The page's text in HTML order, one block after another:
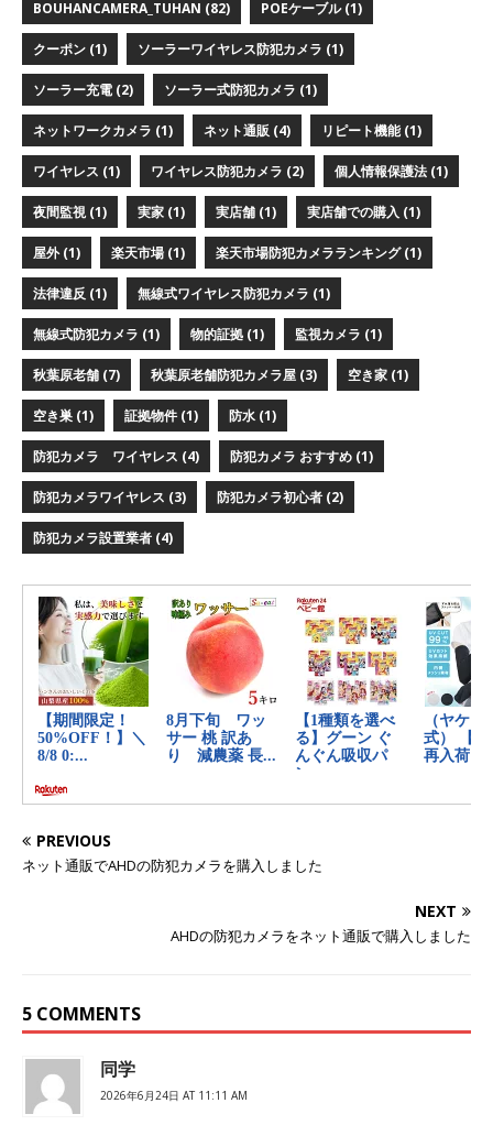
BOUHANCAMERA_TUHAN (82) POEケーブル(1)
クーポン (1) ソーラーワイヤレス防犯カメラ (1)
ソーラー充電 (2) ソーラー式防犯カメラ (1)
ネットワークカメラ (1) ネット通販 (4) リピート機能(1)
ワイヤレス (1) ワイヤレス防犯カメラ (2) 個人情報保護法 (1)
夜間監視(1) 実家 (1) 実店舗 (1) 実店舗での購入 (1)
屋外(1) 楽天市場 (1) 楽天市場防犯カメラランキング(1)
法律違反 (1) 無線式ワイヤレス防犯カメラ (1)
無線式防犯カメラ (1) 物的証拠 (1) 監視カメラ (1)
秋葉原老舗 (7) 秋葉原老舗防犯カメラ屋 (3) 空き家 (1)
空き巣 (1) 証拠物件 (1) 防水 (1)
防犯カメラ ワイヤレス (4) 防犯カメラ おすすめ (1)
防犯カメラワイヤレス (3) 防犯カメラ初心者 (2)
防犯カメラ設置業者 (4)
PREVIOUS
ネット通販でAHDの防犯カメラを購入しました
NEXT
AHDの防犯カメラをネット通販で購入しました
5 COMMENTS
同学
2026年6月24日 AT 11:11 AM